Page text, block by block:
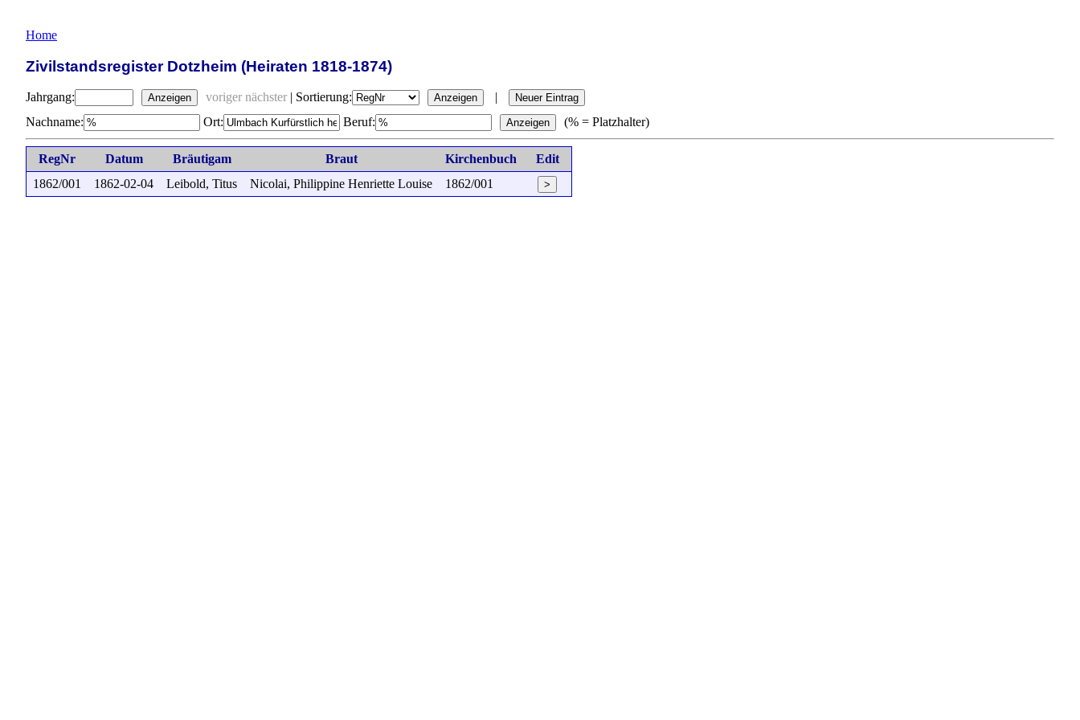
Home
Zivilstandsregister Dotzheim (Heiraten 1818-1874)
Jahrgang: Anzeigen voriger nächster | Sortierung: Anzeigen | Neuer Eintrag
Nachname: Ort: Beruf: Anzeigen (% = Platzhalter)
RegNr Datum Bräutigam Braut Kirchenbuch
Edit
1862/001
1862-02-04 Leibold, Titus Nicolai, Philippine Henriette Louise 1862/001 >